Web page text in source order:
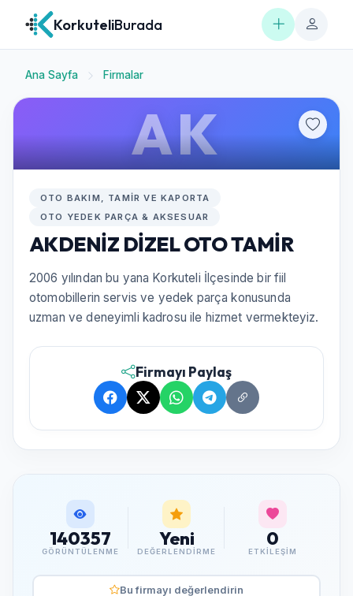
KorkuteliBurada
Ana Sayfa Firmalar
AK
OTO BAKIM, TAMIR VE KAPORTA
OTO YEDEK PARÇA & AKSESUAR
AKDENİZ DİZEL OTO TAMİR
2006 yılından bu yana Korkuteli İlçesinde bir fiil
otomobillerin servis ve yedek parça konusunda
uzman ve deneyimli kadrosu ile hizmet vermekteyiz.
Firmayı Paylaş
140357
GÖRÜNTÜLENME
Yeni
DEĞERLENDIRME
0
ETKILEŞIM
Bu firmayı değerlendirin